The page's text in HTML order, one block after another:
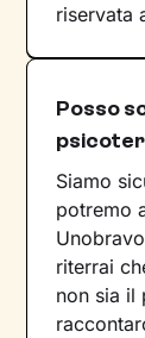
riservata
Posso
Siamo
potremo
riterrai
non sia il